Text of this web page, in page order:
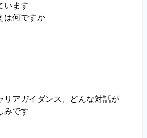
います
は何ですか
リアガイダンス、どんな対話が
みです